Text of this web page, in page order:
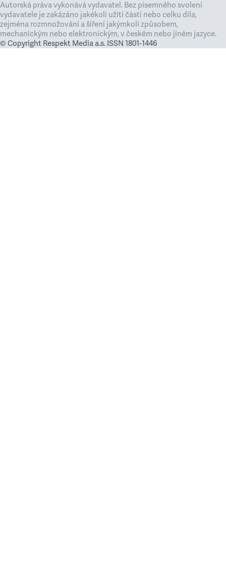
Autorská práva vykonává vydavatel. Bez písemného svolení
vydavatele je zakázáno jakékoli užití částí nebo celku díla,
zejména rozmnožování a šíření jakýmkoli způsobem,
mechanickým nebo elektronickým, v českém nebo jiném jazyce.
© Copyright Respekt Media a.s. ISSN 1801-1446